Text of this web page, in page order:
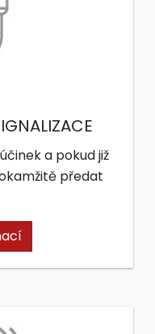
a pokud již
předat